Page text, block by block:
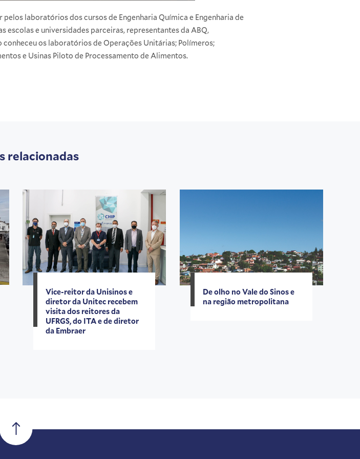
laboratórios dos cursos de Engenharia Química e Engenharia de
e universidades parceiras, representantes da ABQ,
os laboratórios de Operações Unitárias; Polímeros;
e Usinas Piloto de Processamento de Alimentos.
relacionadas
Vice-reitor da Unisinos e
diretor da Unitec recebem
visita dos reitores da
UFRGS, do ITA e de diretor
da Embraer
De olho no Vale do Sinos e
na região metropolitana